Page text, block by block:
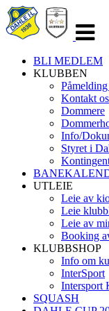
BLI MEDLEM
KLUBBEN
Kontakt
Dommere
Info/
Styret i
UTLEIE
Leie av
Leie
Leie av
Booking
KLUBBSHOP
Info om
InterSport
Intersport
SQUASH